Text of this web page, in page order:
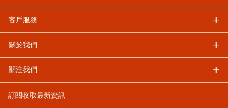
客戶服務
關於我們
關注我們
訂閱收取最新資訊